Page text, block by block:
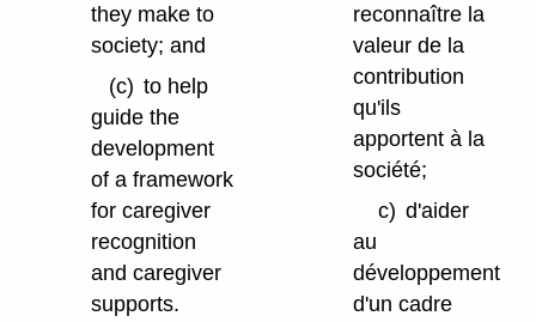
they make to
society; and
(c) to help
guide the
development
of a framework
for caregiver
recognition
and caregiver
supports.
reconnaître la
valeur de la
contribution
qu'ils
apportent à la
société;
c) d'aider
au
développement
d'un cadre